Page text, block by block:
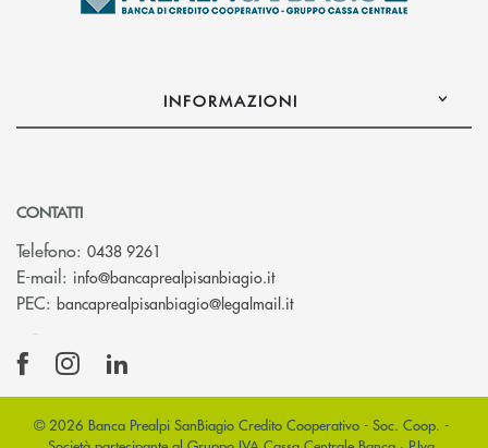
INFORMAZIONI
CONTATTI
Telefono: 0438 9261
E-mail: info@bancaprealpisanbiagio.it(si apre l’app di posta
PEC: bancaprealpisanbiagio@legalmail.it(si apre l’app di posta
© 2026 Banca Prealpi SanBiagio Credito Cooperativo - Soc. Coop. -